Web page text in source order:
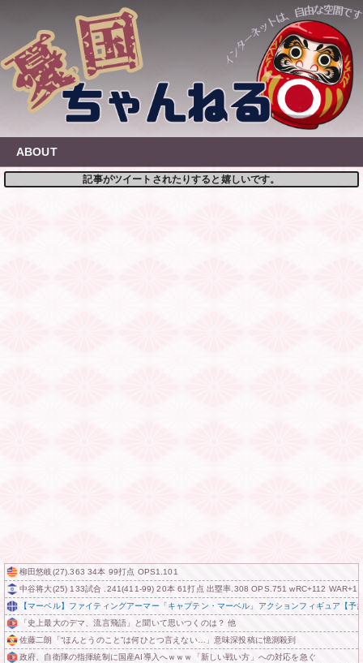
content
ABOUT
記事がツイートされたりすると嬉しいです。
柳田悠岐(27).363 34本 99打点 OPS1.101
中谷将大(25) 133試合 .241(411-99) 20本 61打点 出塁率.308 OPS.751 wRC+112
【マーベル】ファイティングアーマー「キャプテン・マーベル」アクションフィギュア【予
「史上最大のデマ、流言飛語」と聞いて思いつくのは？ 他
佐藤二朗「“ほんとうのこと”は何ひとつ言えない…」意味深投稿に憶測殺到
政府、自衛隊の指揮統制に国産AI導入へｗｗｗ「新しい戦い方」への対応を急ぐ